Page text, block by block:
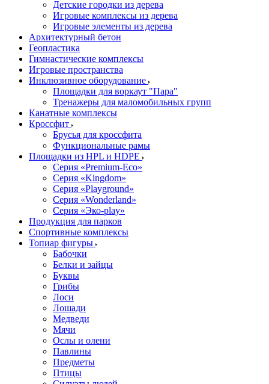
Детские городки из дерева
Игровые комплексы из дерева
Игровые элементы из дерева
Архитектурный бетон
Геопластика
Гимнастические комплексы
Игровые пространства
Инклюзивное оборудование
Площадки для воркаут "Пара"
Тренажеры для маломобильных групп
Канатные комплексы
Кроссфит
Брусья для кроссфита
Функциональные рамы
Площадки из HPL и HDPE
Серия «Premium-Eco»
Серия «Kingdom»
Серия «Playground»
Серия «Wonderland»
Серия «Эко-play»
Продукция для парков
Спортивные комплексы
Топиар фигуры
Бабочки
Белки и зайцы
Буквы
Грибы
Лоси
Лошади
Медведи
Мячи
Ослы и олени
Павлины
Предметы
Птицы